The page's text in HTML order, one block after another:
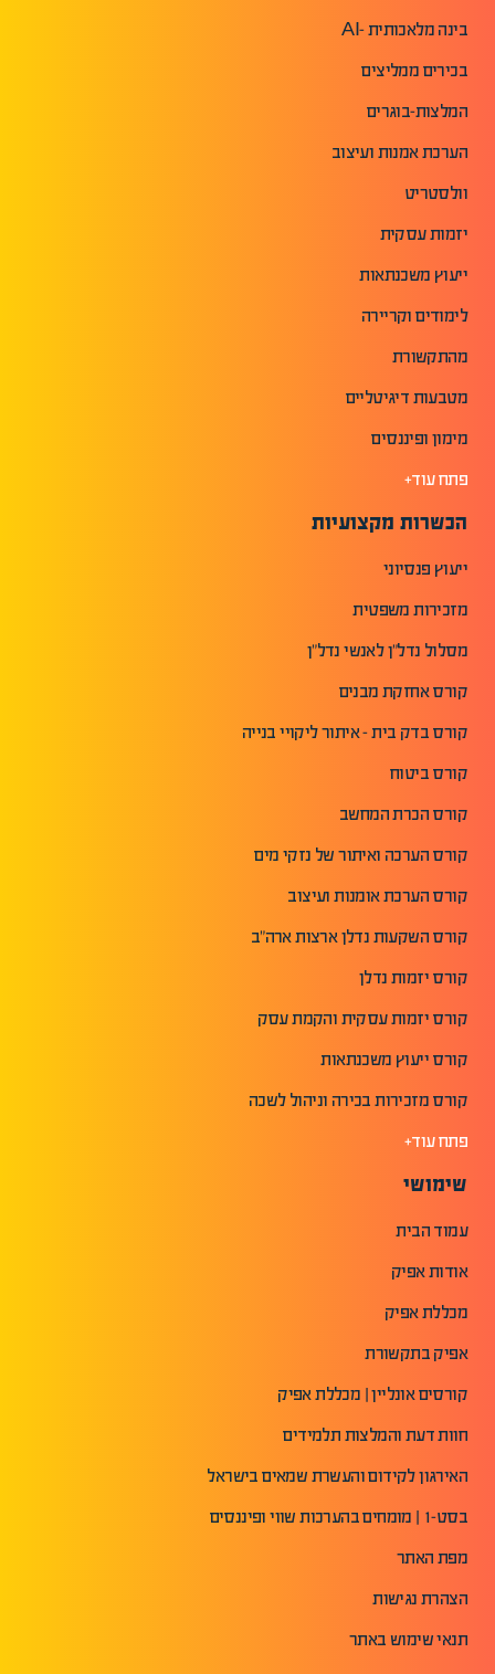
בינה מלאכותית -AI
בכירים ממליצים
המלצות-בוגרים
הערכת אמנות ועיצוב
וולסטריט
יזמות עסקית
ייעוץ משכנתאות
לימודים וקריירה
מהתקשורת
מטבעות דיגיטליים
מימון ופיננסים
פתח עוד+
הכשרות מקצועיות
ייעוץ פנסיוני
מזכירות משפטית
מסלול נדל"ן לאנשי נדל"ן
קורס אחזקת מבנים
קורס בדק בית - איתור ליקויי בנייה
קורס ביטוח
קורס הכרת המחשב
קורס הערכה ואיתור של נזקי מים
קורס הערכת אומנות ועיצוב
קורס השקעות נדלן ארצות ארה"ב
קורס יזמות נדלן
קורס יזמות עסקית והקמת עסק
קורס ייעוץ משכנתאות
קורס מזכירות בכירה וניהול לשכה
פתח עוד+
שימושי
עמוד הבית
אודות אפיק
מכללת אפיק
אפיק בתקשורת
קורסים אונליין | מכללת אפיק
חוות דעת והמלצות תלמידים
האירגון לקידום והעשרת שמאים בישראל
בסט-1 | מומחים בהערכות שווי ופיננסים
מפת האתר
הצהרת נגישות
תנאי שימוש באתר